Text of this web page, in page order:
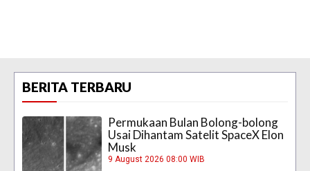
BERITA TERBARU
Permukaan Bulan Bolong-bolong
Usai Dihantam Satelit SpaceX Elon
Musk
9 August 2026 08:00 WIB